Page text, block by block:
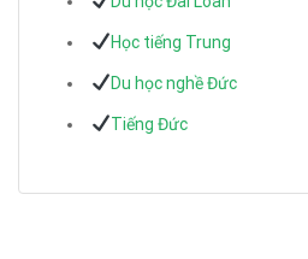
Học tiếng Trung
Du học nghề Đức
Tiếng Đức